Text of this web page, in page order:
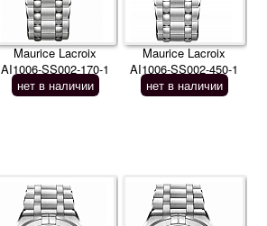
Maurice Lacroix
AI1006-SS002-170-1
нет в наличии
Maurice Lacroix
AI1006-SS002-450-1
нет в наличии